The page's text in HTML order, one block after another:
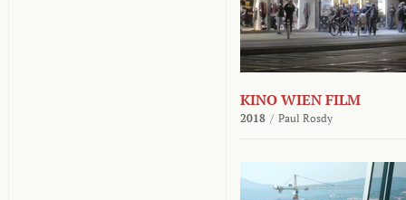
KINO WIEN FILM
2018 / Paul Rosdy